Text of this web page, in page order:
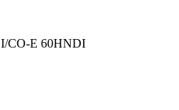
CO-E 60HNDI